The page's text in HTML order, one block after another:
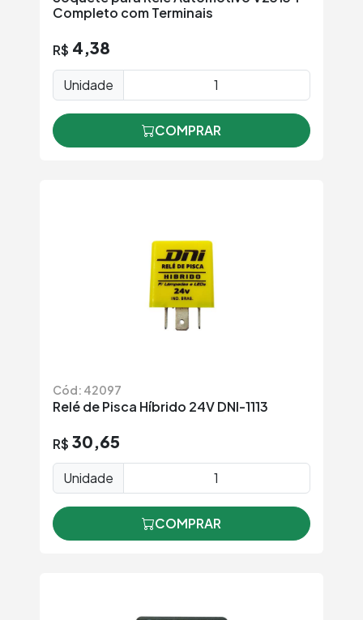
Completo com Terminais
R$ 4,38
Unidade
COMPRAR
Cód: 42097
Relé de Pisca Híbrido 24V DNI-1113
R$ 30,65
Unidade
COMPRAR